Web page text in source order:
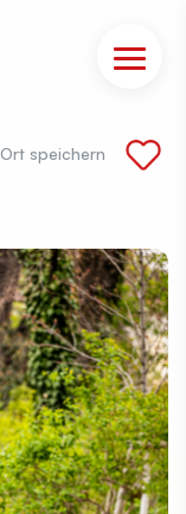
Ort speichern